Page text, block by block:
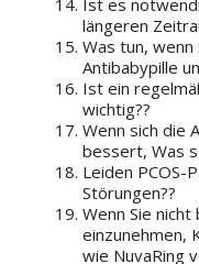
Ist es
längeren
Was tun, wenn
Antibabypille
Ist ein
wichtig??
Wenn sich die
bessert, Was
Leiden PCOS-
Störungen??
Wenn Sie
einzunehmen,
wie NuvaRing